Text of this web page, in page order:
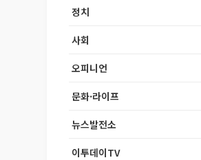
정치
사회
오피니언
문화·라이프
뉴스발전소
이투데이TV